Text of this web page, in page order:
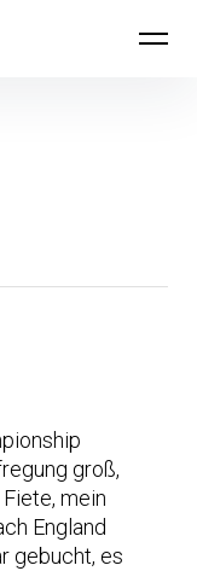
mit Rad
groß,
mein
England
gebucht, es